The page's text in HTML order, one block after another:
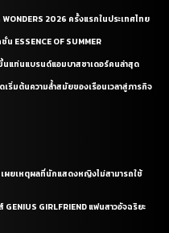
WONDERS 2026 ครั้งแรกในประเทศไทย
ESSENCE OF SUMMER
นแท่นแบรนด์แอมบาสซาเดอร์คนล่าสุด
ดเริ่มต้นความล้ำสมัยของเรือนเวลาสู่ภารกิจ
เผยเหตุผลที่นักแสดงหญิงไม่สามารถใช้
GIRLFRIEND แฟนสาวอัจฉริยะ